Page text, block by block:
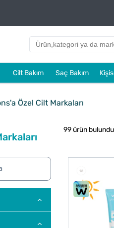
Cilt Bakım Saç Bakım
Özel Cilt Markaları
99 ürün bulundu